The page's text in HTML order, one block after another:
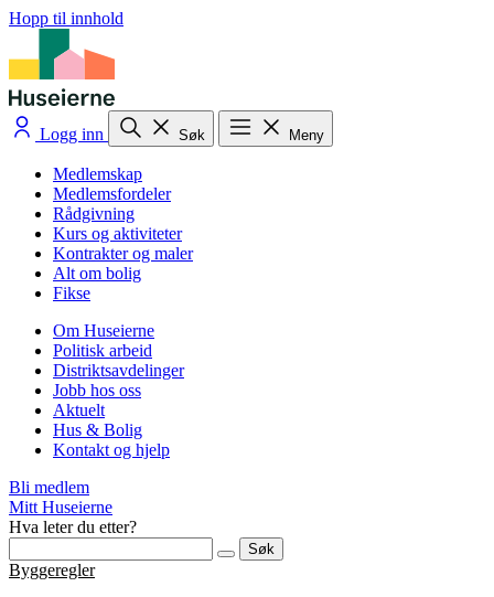
Hopp til innhold
Logg inn Søk Meny
Medlemskap
Medlemsfordeler
Rådgivning
Kurs og aktiviteter
Kontrakter og maler
Alt om bolig
Fikse
Om Huseierne
Politisk arbeid
Distriktsavdelinger
Jobb hos oss
Aktuelt
Hus & Bolig
Kontakt og hjelp
Bli medlem
Mitt Huseierne
Hva leter du etter?
Søk
Byggeregler